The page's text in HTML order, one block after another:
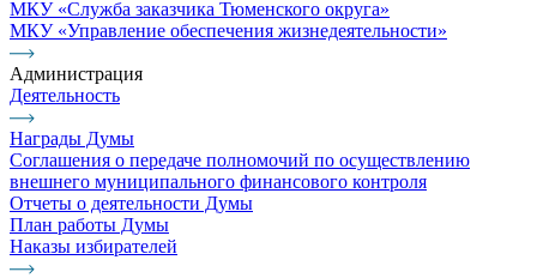
МКУ «Служба заказчика Тюменского округа»
МКУ «Управление обеспечения жизнедеятельности»
Администрация
Деятельность
Награды Думы
Соглашения о передаче полномочий по осуществлению
внешнего муниципального финансового контроля
Отчеты о деятельности Думы
План работы Думы
Наказы избирателей